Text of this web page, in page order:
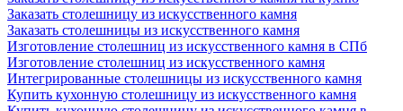
Заказать столешницу из искусственного камня
Заказать столешницы из искусственного камня
Изготовление столешниц из искусственного камня в СПб
Изготовление столешниц из искусственного камня
Интегрированные столешницы из искусственного камня
Купить кухонную столешницу из искусственного камня